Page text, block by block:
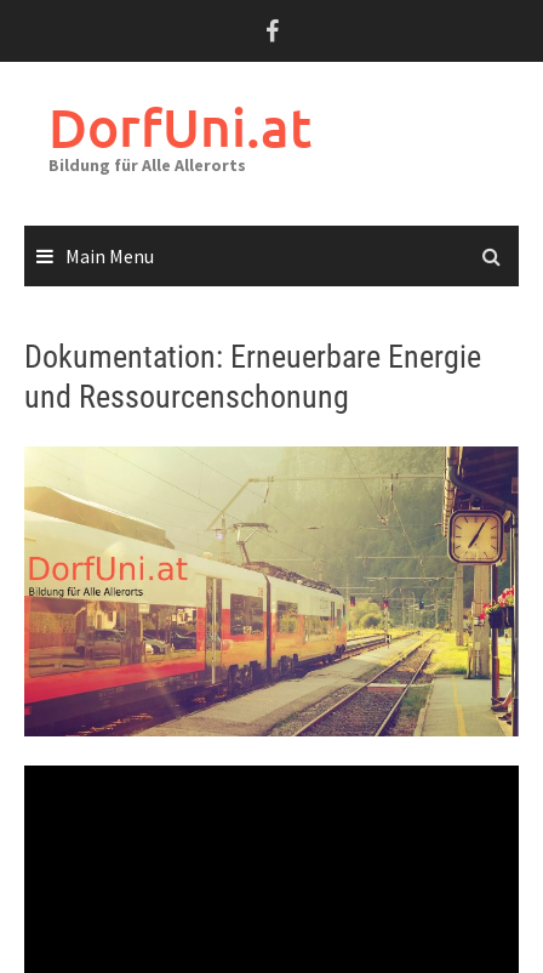
DorfUni.at
Bildung für Alle Allerorts
Main Menu
Dokumentation: Erneuerbare Energie
und Ressourcenschonung